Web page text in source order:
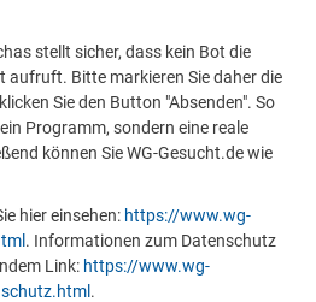
stellt sicher, dass kein Bot die
aufruft. Bitte markieren Sie daher die
Sie den Button "Absenden". So
Programm, sondern eine reale
können Sie WG-Gesucht.de wie
hier einsehen: https://www.wg-
. Informationen zum Datenschutz
Link: https://www.wg-
.